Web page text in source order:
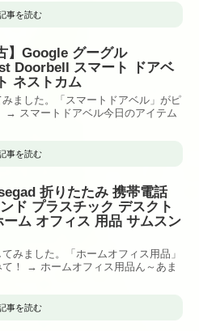
事を読む
】Google グーグル
Doorbell スマート ドアベ
ネストカム
ました。「スマートドアベル」がピ
→ スマートドアベル今日のアイテム
事を読む
折りたたみ 携帯電話
ド プラスチック デスクト
ム オフィス 用品 サムスン
みました。「ホームオフィス用品」
！ → ホームオフィス用品ん～あま
事を読む